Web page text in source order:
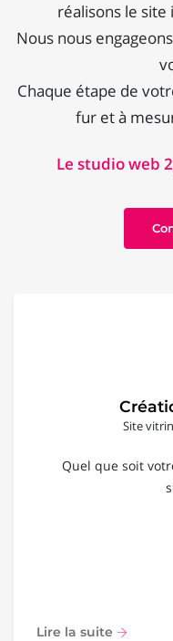
réalisons le
Nous nous
Chaque étape de
fur et à
Le studio web
Site
Quel que soit
Lire la suite